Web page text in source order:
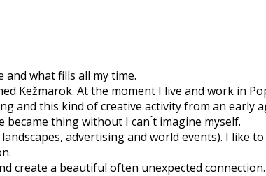
what fills all my time.
Kežmarok. At the moment I live and work in
and this kind of creative activity from an early
thing without I can ́t imagine myself.
advertising and world events). I
create a beautiful often unexpected